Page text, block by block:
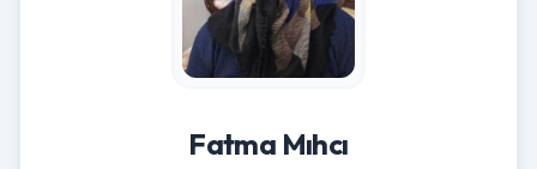
Fatma Mıhcı